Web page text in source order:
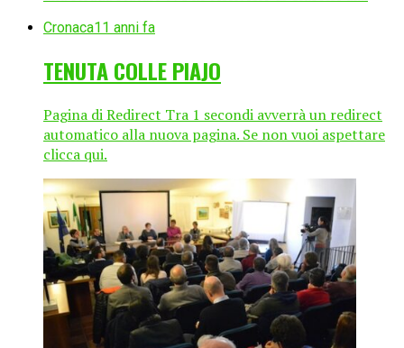
Cronaca11 anni fa
TENUTA COLLE PIAJO
Pagina di Redirect Tra 1 secondi avverrà un redirect
automatico alla nuova pagina. Se non vuoi aspettare
clicca qui.